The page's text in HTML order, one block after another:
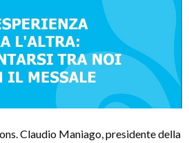
Claudio Maniago, presidente della